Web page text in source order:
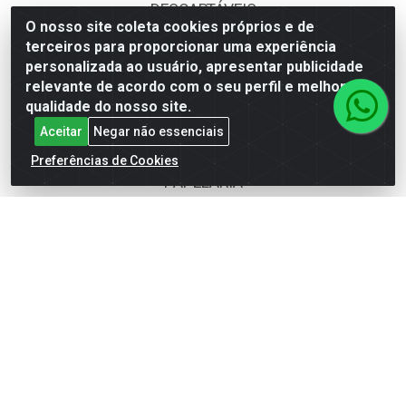
O nosso site coleta cookies próprios e de
terceiros para proporcionar uma experiência
personalizada ao usuário, apresentar publicidade
relevante de acordo com o seu perfil e melhorar a
qualidade do nosso site.
Aceitar
Negar não essenciais
Preferências de Cookies
DESCARTÁVEIS
FOODS SERVICE
HIG. PESSOAL E COSMÉTICA
LIMPEZA
PAPEL CORTADO
PAPELARIA